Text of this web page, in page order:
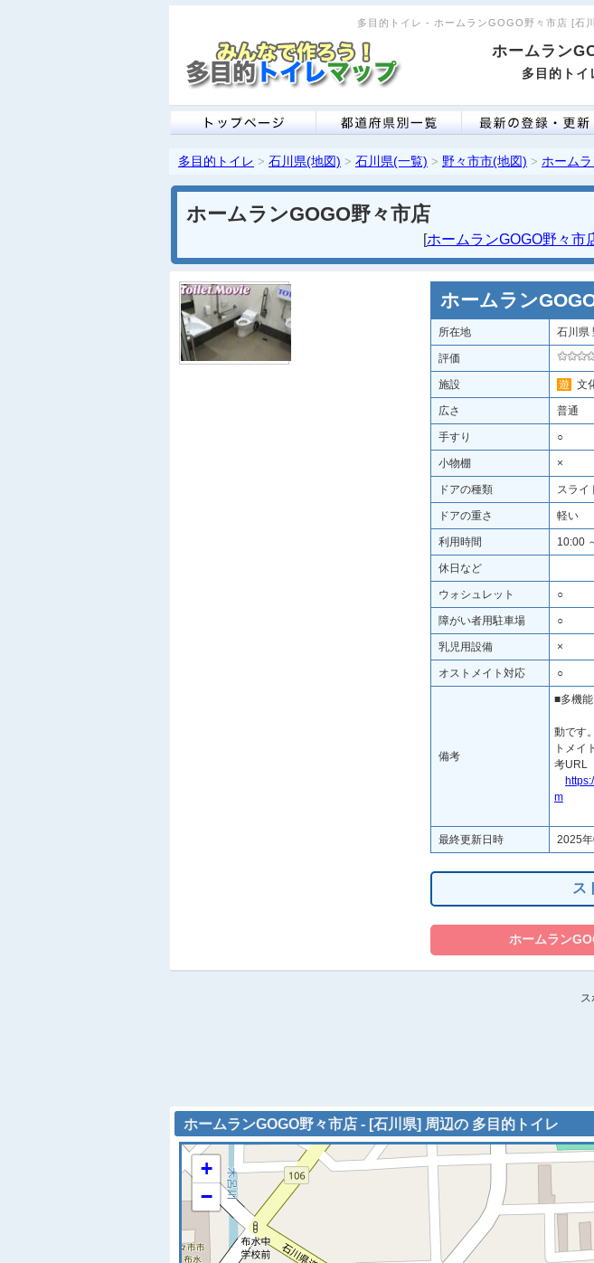
多目的トイレ - ホームランGOGO野々市店 [石
ホームラン
多目的ト
多目的トイレ > 石川県(地図) > 石川県(一覧) > 野々市市(地図) > ホーム
ホームランGOGO野々市店
[ホームランGOGO野々市
ホームラン
所在地 石川県
評価
施設 遊 文
広さ 普通
手すり ○
小物棚 ×
ドアの種類 スライ
ドアの重さ 軽い
利用時間 10:00
休日など
ウォシュレット ○
障がい者用駐車場 ○
乳児用設備 ×
オストメイト対応 ○
備考
■多
トメ
m
最終更新日時 2025
ス
ス
ホームランGOGO野々市店 - [石川県] 周辺の 多目的トイレ
+
−